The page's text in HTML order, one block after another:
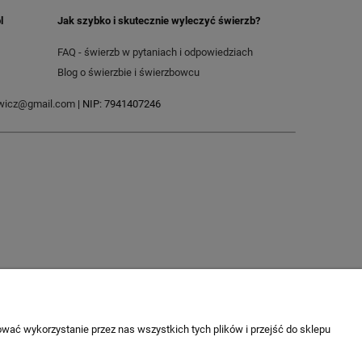
Jak szybko i skutecznie wyleczyć świerzb?
FAQ - świerzb w pytaniach i odpowiedziach
Blog o świerzbie i świerzbowcu
| NIP: 7941407246
wykorzystanie przez nas wszystkich tych plików i przejść do sklepu